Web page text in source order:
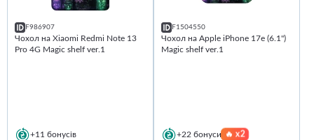
F986907
Чохол на Xiaomi Redmi Note 13
Pro 4G Magic shelf ver.1
+11 бонусів
F1504550
Чохол на Apple iPhone 17e (6.1")
Magic shelf ver.1
+22 бонуси 🔥x2